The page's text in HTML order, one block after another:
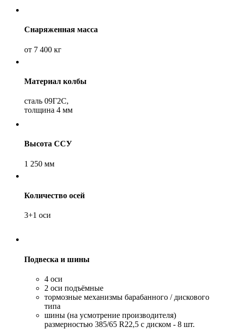
Снаряженная масса
от 7 400 кг
Материал колбы
сталь 09Г2С,
толщина 4 мм
Высота ССУ
1 250 мм
Количество осей
3+1 оси
Подвеска и шины
4 оси
2 оси подъёмные
тормозные механизмы барабанного / дискового
типа
шины (на усмотрение производителя)
размерностью 385/65 R22,5 с диском - 8 шт.